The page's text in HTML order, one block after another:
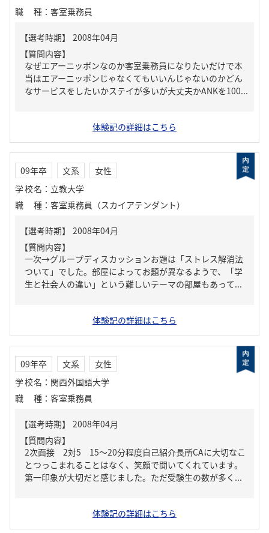
職種 ： 客室乗務員
【質問内容】
なぜエアーニッポンなのか客室乗務員になりたいだけで本
当はエアーニッポンじゃなくてもいいんじゃないのかどん
なサービスをしたいかステイが多いが大丈夫かANKを100...
体験記の詳細はこちら
09年卒 文系
女性
学校名 ： 立教大学
職種 ： 客室乗務員（スカイアテンダント）
【質問内容】
一次→グループディスカッションお題は「ストレス解消法
ついて」でした。部屋によってお題が異なるようで、「学
生と社会人の違い」という難しいテーマの部屋もあって...
体験記の詳細はこちら
09年卒 文系
女性
学校名 ： 関西外国語大学
職種 ： 客室乗務員
【質問内容】
2次面接 2対5 15～20分程度自己紹介長所CAに大切なこ
とつっこまれることはなく、笑顔で聞いてくれています。
第一印象が大切だと感じました。ただ受験生の数が多く...
体験記の詳細はこちら